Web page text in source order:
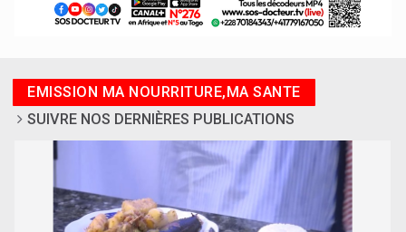
EMISSION MA NOURRITURE,MA SANTE
SUIVRE NOS DERNIÈRES PUBLICATIONS